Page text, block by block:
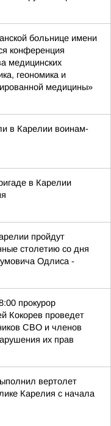
больнице имени
конференция
медицинских
геономика и
медицины»
в Карелии воинам-
в Карелии
пройдут
столетию со дня
Одлиса -
прокурор
Кокорев проведет
СВО и членов
их прав
вертолет
Карелия с начала